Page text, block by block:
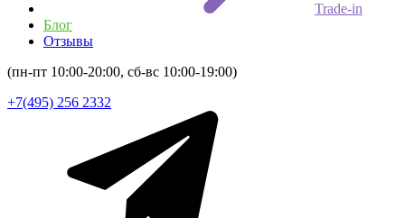
Trade-in
Блог
Отзывы
(пн-пт 10:00-20:00, сб-вс 10:00-19:00)
+7(495) 256 2332